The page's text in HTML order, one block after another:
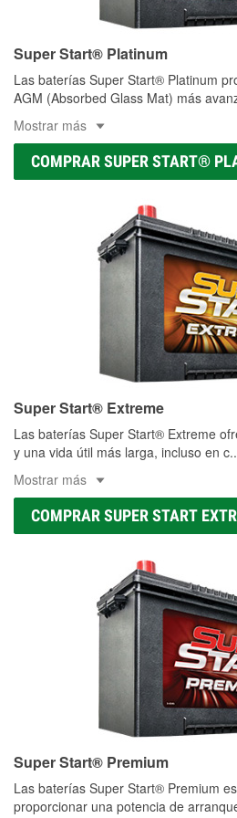
Super Start® Platinum
Las baterías Super Start® Platinum
AGM (Absorbed Glass Mat) más
Mostrar más
COMPRAR SUPER START®
Super Start® Extreme
Las baterías Super Start® Extreme
y una vida útil más larga, incluso en c
Mostrar más
COMPRAR SUPER START
Super Start® Premium
Las baterías Super Start® Premium
proporcionar una potencia de